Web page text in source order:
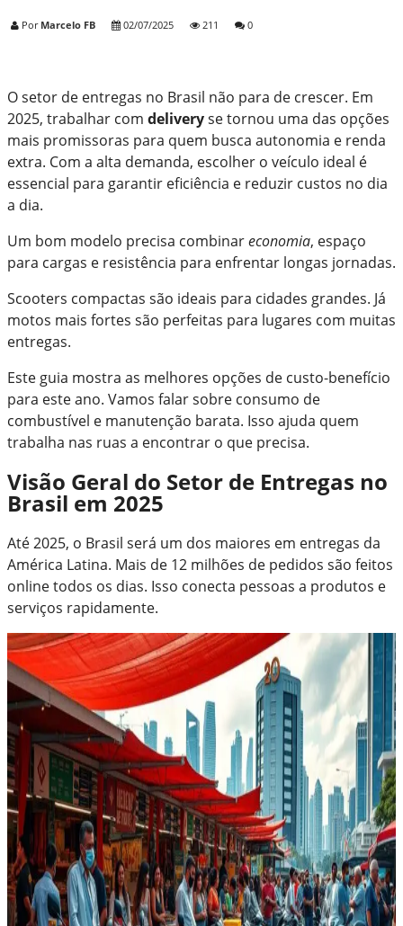
Por Marcelo FB 02/07/2025 211 0
O setor de entregas no Brasil não para de crescer. Em
2025, trabalhar com deliveryse tornou uma das opções
mais promissoras para quem busca autonomia e renda
extra. Com a alta demanda, escolher o veículo ideal é
essencial para garantir eficiência e reduzir custos no dia
a dia.
Um bom modelo precisa combinareconomia, espaço
para cargas e resistência para enfrentar longas jornadas.
Scooters compactas são ideais para cidades grandes. Já
motos mais fortes são perfeitas para lugares com muitas
entregas.
Este guia mostra as melhores opções de custo-benefício
para este ano. Vamos falar sobre consumo de
combustível e manutenção barata. Isso ajuda quem
trabalha nas ruas a encontrar o que precisa.
Visão Geral do Setor de Entregas no
Brasil em 2025
Até 2025, o Brasil será um dos maiores em entregas da
América Latina. Mais de 12 milhões de pedidos são feitos
online todos os dias. Isso conecta pessoas a produtos e
serviços rapidamente.